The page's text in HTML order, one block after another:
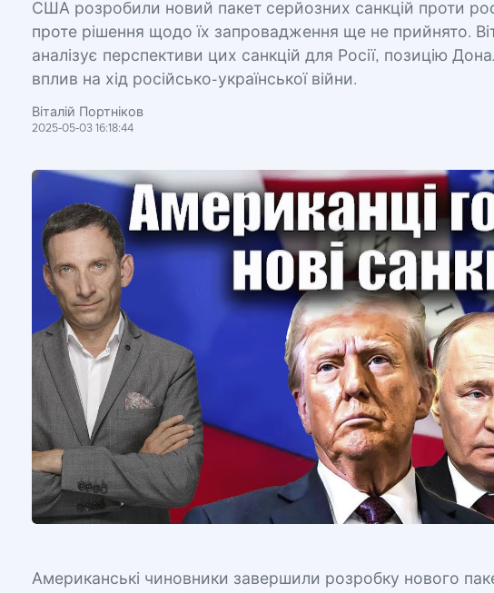
США розробили новий пакет серйозних санкцій проти
проте рішення щодо їх запровадження ще не прийнято.
аналізує перспективи цих санкцій для Росії, позицію
вплив на хід російсько-української війни.
Віталій Портніков
2025-05-03 16:18:44
Американські чиновники завершили розробку нового